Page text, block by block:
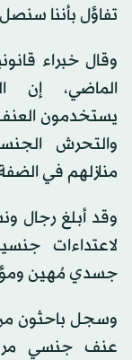
تفاؤل ‌بأننا
وقال خبراء
الماضي، إن
يستخدمون العنف
والتحرش
منازلهم في
وقد أبلغ رجال
لاعتداءات
جسدي مُهين
عنف جنسي